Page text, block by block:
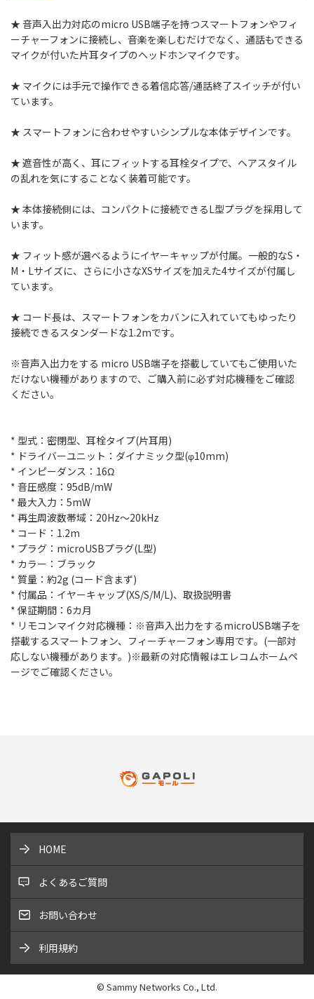
★ 音声入出力対応のmicro USB端子を持つスマートフォンやフィ
ーチャーフォンに接続し、音楽を楽しむだけでなく、通話もできる
マイクが付いた片耳タイプのヘッドホンマイクです。
★ マイクには手元で操作できる着信応答/通話終了スイッチが付い
ています。
★ スマートフォンに合わせやすいシンプルな本体デザインです。
★ 遮音性が高く、耳にフィットする耳栓タイプで、ヘアスタイル
の乱れを気にすることなく装着可能です。
★ 本体接続側には、コンパクトに接続できるL型プラグを採用して
います。
★ フィット感が選べるようにイヤーキャップが付属。一般的なS・
M・Lサイズに、さらに小さなXSサイズを加えた4サイズが付属し
ています。
★ コード長は、スマートフォンをカバンに入れていてもゆったり
接続できるスタンダードな1.2mです。
※音声入出力をする micro USB端子を搭載していてもご使用いた
だけない機種がありますので、ご購入前に必ず対応機種をご確認
ください。
* 型式：密閉型、耳栓タイプ(片耳用)
* ドライバーユニット：ダイナミック型(φ10mm)
* インピーダンス：16Ω
* 音圧感度：95dB/mW
* 最大入力：5mW
* 再生周波数帯域：20Hz～20kHz
* コード：1.2m
* プラグ：microUSBプラグ(L型)
* カラー：ブラック
* 質量：約2g (コード含まず)
* 付属品：イヤーキャップ(XS/S/M/L)、取扱説明書
* 保証期間：6カ月
* リモコンマイク対応機種：※音声入出力をするmicroUSB端子を
搭載するスマートフォン、フィーチャーフォン専用です。(一部対
応しない機種があります。)※最新の対応情報はエレコムホームペ
ージでご確認ください。
HOME
よくあるご質問
お問い合わせ
利用規約
© Sammy Networks Co., Ltd.